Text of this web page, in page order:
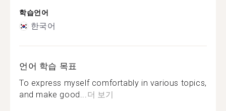
학습언어
한국어
언어 학습 목표
To express myself comfortably in various topics,
and make good...더 보기